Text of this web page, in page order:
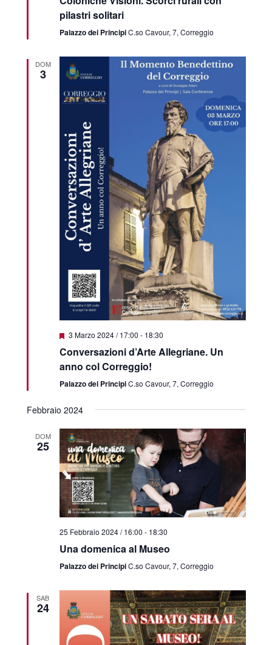
pilastri solitari
Palazzo dei PrincipiC.so Cavour, 7, Correggio
DOM
3
Featured
3 Marzo 2024 / 17:00 - 18:30
Conversazioni d’Arte Allegriane. Un
anno col Correggio!
Palazzo dei PrincipiC.so Cavour, 7, Correggio
Febbraio 2024
DOM
25
25 Febbraio 2024 / 16:00 - 18:30
Una domenica al Museo
Palazzo dei PrincipiC.so Cavour, 7, Correggio
SAB
24